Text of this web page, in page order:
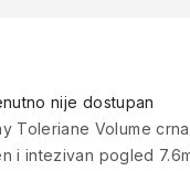
nije dostupan